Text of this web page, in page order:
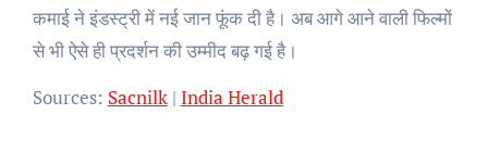
कमाई ने इंडस्ट्री में नई जान फूंक दी है। अब आगे आने वाली फिल्मों
से भी ऐसे ही प्रदर्शन की उम्मीद बढ़ गई है।
Sources: Sacnilk| India Herald